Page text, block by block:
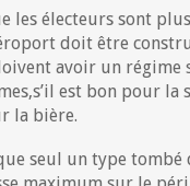
les électeurs sont
doit être
avoir un régime
est bon pour la
la bière.
seul un type tombé